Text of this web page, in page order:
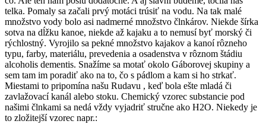
telka. Pomaly sa začali prvý motáci trúsiť na vodu. Na tak malé
množstvo vody bolo asi nadmerné množstvo člnkárov. Niekde šírka
sotva na dĺžku kanoe, niekde až kajaku a to nemusí byť morský či
rýchlostný. Vyrojilo sa pekné množstvo kajakov a kanoí rôzneho
typu, farby, materiálu, prevedenia a osadenstva v rôznom štádiu
alcoholis dementis. Snažíme sa motať okolo Gáborovej skupiny a
sem tam im poradiť ako na to, čo s pádlom a kam si ho strkať.
Miestami to pripomína našu Rudavu , keď bola ešte mladá či
zavlažovací kanál alebo stoku. Chemický vzorec substancie pod
našimi člnkami sa nedá vždy vyjadriť stručne ako H2O. Niekedy je
to zložitejší vzorec napr.: